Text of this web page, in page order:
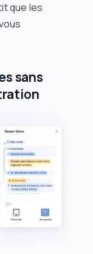
que les
sans